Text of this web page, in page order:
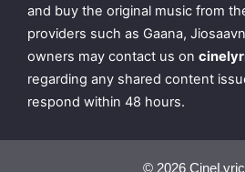
Unnodu saera vendum
Poo vannam Pola nenjam
Boopaalam paadum neram
and buy the original music from
providers such as Gaana,
owners may contact us on
regarding any shared content
respond within 48 hours.
© 2026